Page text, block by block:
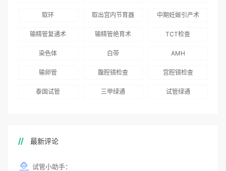
务
术”和“法律支持”
国版）》
取环 取出宫内节育器 中期妊娠引产术
输精管复通术 输精管绝育术 TCT检查
染色体 白带 AMH
输卵管 腹腔镜检查 宫腔镜检查
泰国试管 三甲绿通 试管绿通
最新评论
试管小助手：